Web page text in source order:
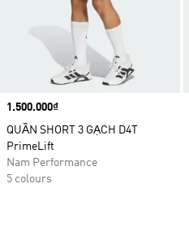
Price
1.500.000₫
QUẦN SHORT 3 GẠCH D4T
PrimeLift
Nam Performance
5 colours